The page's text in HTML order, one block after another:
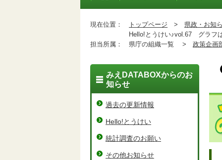
トップペ
現在位置： トップページ > 県政・お知
Hello!とうけい♪vol.67 グラフ
担当所属：
県庁の組織一覧 > 政策企画
みえDATABOXからのお
知らせ
過去の更新情報
Hello!とうけい
統計調査のお願い
その他お知らせ